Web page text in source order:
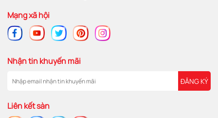
Mạng xã hội
Nhận tin khuyến mãi
ĐĂNG KÝ
Liên kết sàn